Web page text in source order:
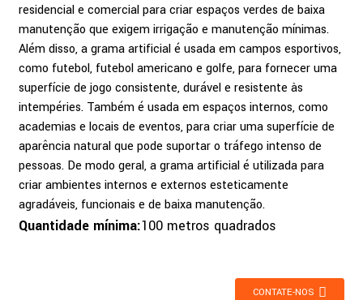
residencial e comercial para criar espaços verdes de baixa
manutenção que exigem irrigação e manutenção mínimas.
Além disso, a grama artificial é usada em campos esportivos,
como futebol, futebol americano e golfe, para fornecer uma
superfície de jogo consistente, durável e resistente às
intempéries. Também é usada em espaços internos, como
academias e locais de eventos, para criar uma superfície de
aparência natural que pode suportar o tráfego intenso de
pessoas. De modo geral, a grama artificial é utilizada para
criar ambientes internos e externos esteticamente
agradáveis, funcionais e de baixa manutenção.
Quantidade mínima:100 metros quadrados
CONTATE-NOS